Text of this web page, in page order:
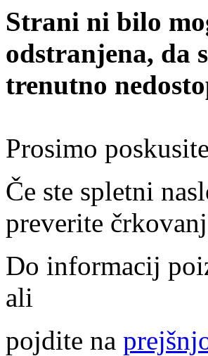
Strani ni bilo
odstranjena, da
trenutno
Prosimo
Če ste spletni
preverite
Do informacij
ali
pojdite na